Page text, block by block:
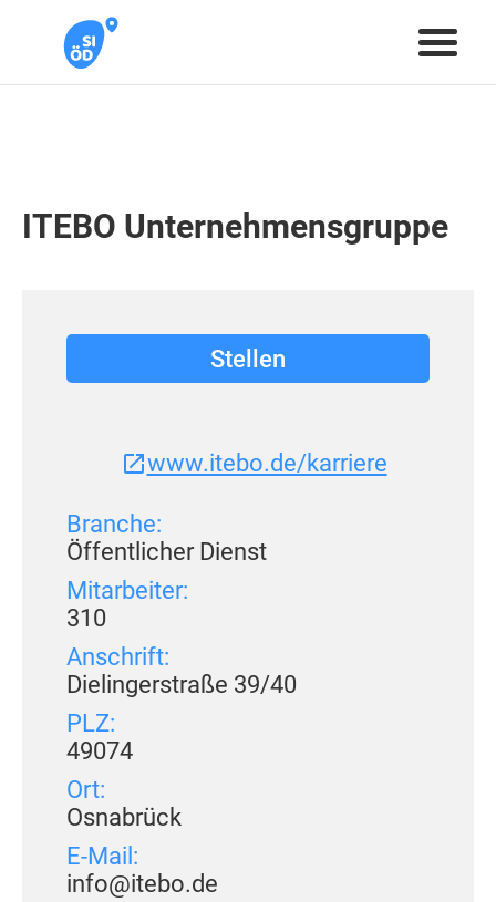
ITEBO Unternehmensgruppe
Stellen
www.itebo.de/karriere
Branche:
Öffentlicher Dienst
Mitarbeiter:
310
Anschrift:
Dielingerstraße 39/40
PLZ:
49074
Ort:
Osnabrück
E-Mail:
info@itebo.de